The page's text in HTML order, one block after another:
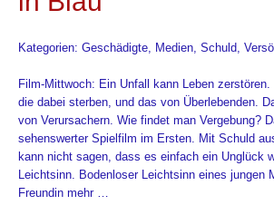
Kategorien: Geschädigte, Medien, Schuld,
Film-Mittwoch: Ein Unfall kann Leben
die dabei sterben, und das von Überlebenden.
von Verursachern. Wie findet man Vergebung?
sehenswerter Spielfilm im Ersten. Mit Schuld
kann nicht sagen, dass es einfach ein Unglück
Leichtsinn. Bodenloser Leichtsinn eines jungen
Freundin mehr …